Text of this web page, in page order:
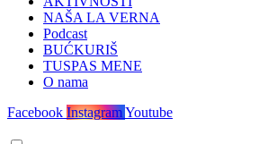
NAŠA LA VERNA
Podcast
BUĆKURIŠ
TUSPAS MENE
O nama
Facebook InstagramYoutube